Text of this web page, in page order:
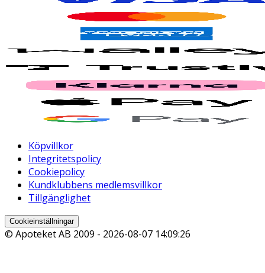
Köpvillkor
Integritetspolicy
Cookiepolicy
Kundklubbens medlemsvillkor
Tillgänglighet
Cookieinställningar
© Apoteket AB 2009 - 2026-08-07 14:09:26